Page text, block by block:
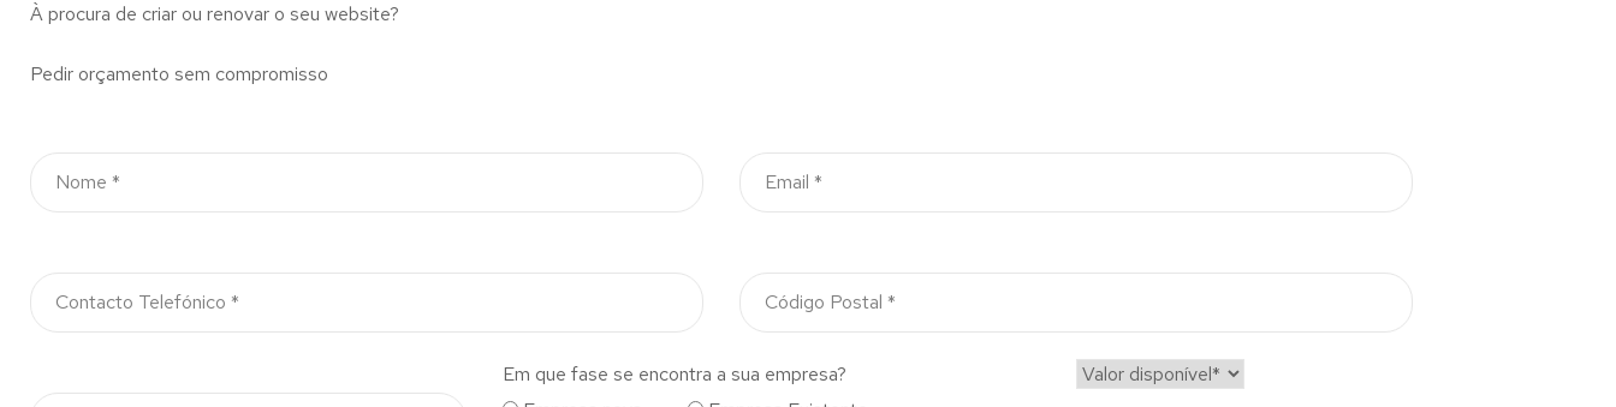
À procura de criar ou renovar o seu website?
Pedir orçamento sem compromisso
Em que fase se encontra a sua empresa?